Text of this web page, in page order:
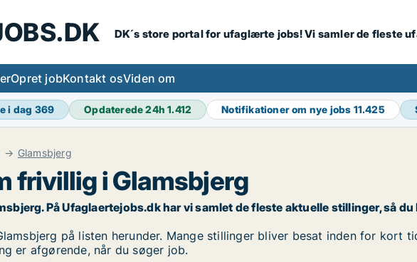
DK´s store portal for ufaglærte jobs! Vi samler de fleste
Opret jobKontakt osViden om
i dag 369 Opdaterede 24h1.412 Notifikationer om nye jobs 11.425
Glamsbjerg
frivillig i Glamsbjerg
På Ufaglaertejobs.dk har vi samlet de fleste aktuelle stillinger, så
på listen herunder. Mange stillinger bliver besat inden for
er afgørende, når du søger job.